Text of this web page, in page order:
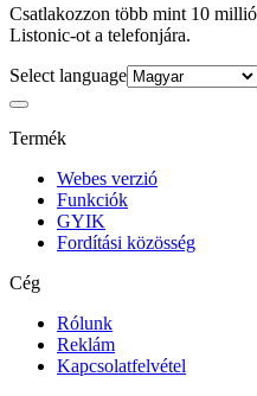
Csatlakozzon több mint 10
Listonic-ot a telefonjára.
Select language
Termék
Webes verzió
Funkciók
GYIK
Fordítási közösség
Cég
Rólunk
Reklám
Kapcsolatfelvétel